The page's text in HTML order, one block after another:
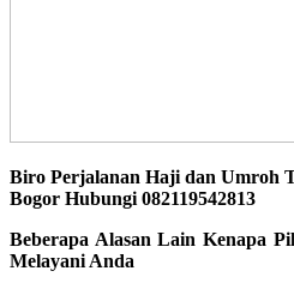
Biro Perjalanan Haji dan Umroh
Bogor Hubungi 082119542813
Beberapa Alasan Lain Kenapa
Melayani Anda